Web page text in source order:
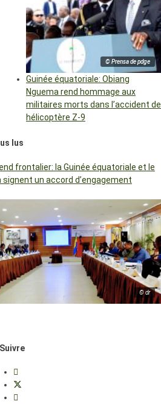
© Prensa de pdge
Guinée équatoriale: Obiang
Nguema rend hommage aux
militaires morts dans l’accident de
hélicoptère Z-9
lus
frontalier: la Guinée équatoriale et le
signent un accord d’engagement
© dr